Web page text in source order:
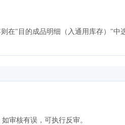
在"目的成品明细（入通用库存）"中
审核有误，可执行反审。